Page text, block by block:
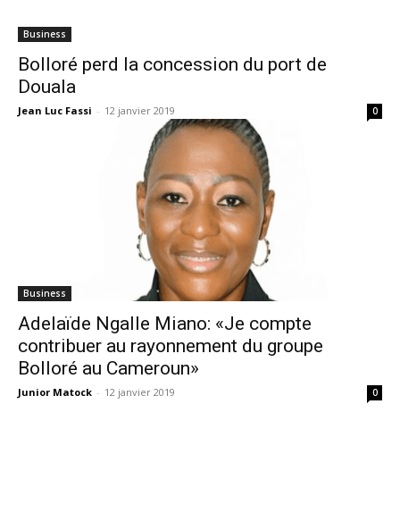
Business
Bolloré perd la concession du port de
Douala
Jean Luc Fassi - 12 janvier 2019 0
Business
Adelaïde Ngalle Miano: «Je compte
contribuer au rayonnement du groupe
Bolloré au Cameroun»
Junior Matock - 12 janvier 2019 0